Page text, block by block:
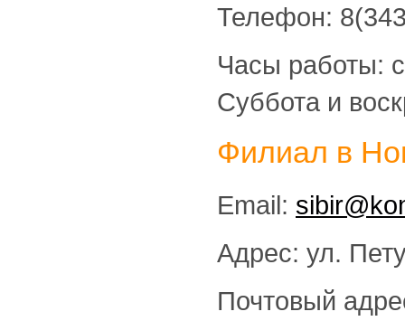
Телефон:
Часы работы:
Суббота и
Филиал в
Email:
Адрес: ул.
Почтовый